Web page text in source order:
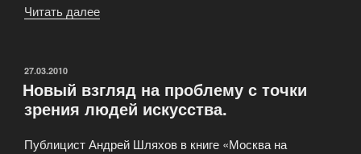
Читать далее
Фуко»
ОПУБЛИКОВАНО
27.03.2010
Новый взгляд на проблему с точки
зрения людей искусства.
Публицист Андрей Шляхов в книге «Москва на